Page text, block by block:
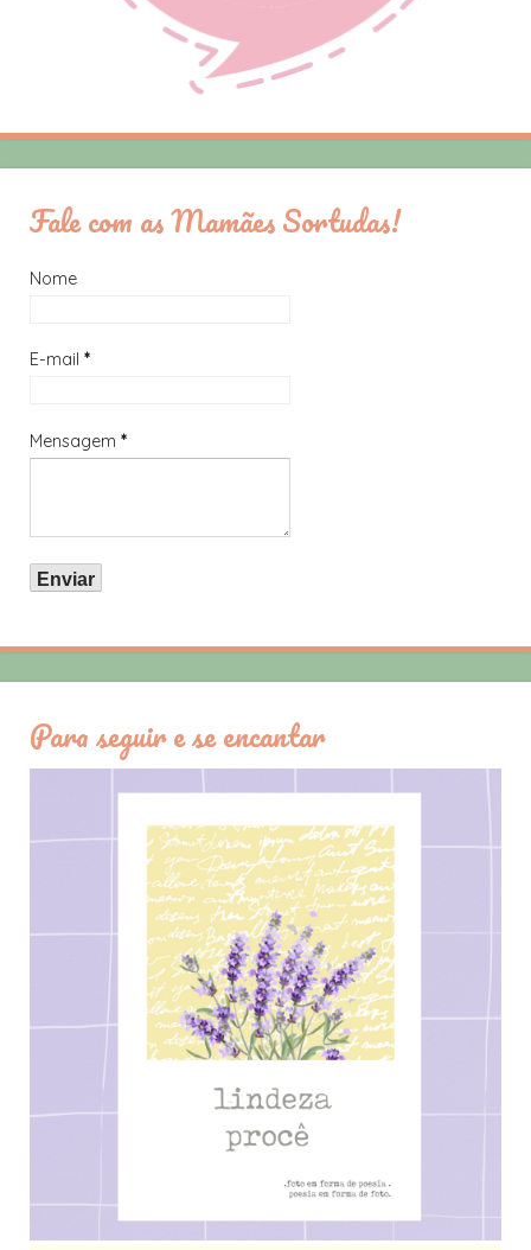
Fale com as Mamães Sortudas!
Nome
E-mail *
Mensagem *
Para seguir e se encantar